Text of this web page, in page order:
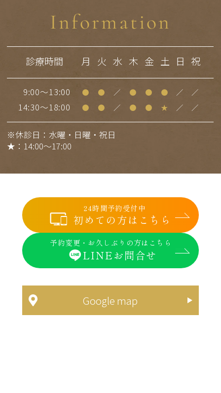
Information
診療時間 月 火 水 木 金 土 日 祝
9:00～13:00 ● ● ／ ● ● ● ／ ／
14:30～18:00 ● ● ／ ● ● ★ ／ ／
※休診日：水曜・日曜・祝日
★：14:00～17:00
24時間予約受付中
初めての方はこちら
予約変更・お久しぶりの方はこちら
LINEお問合せ
Google map